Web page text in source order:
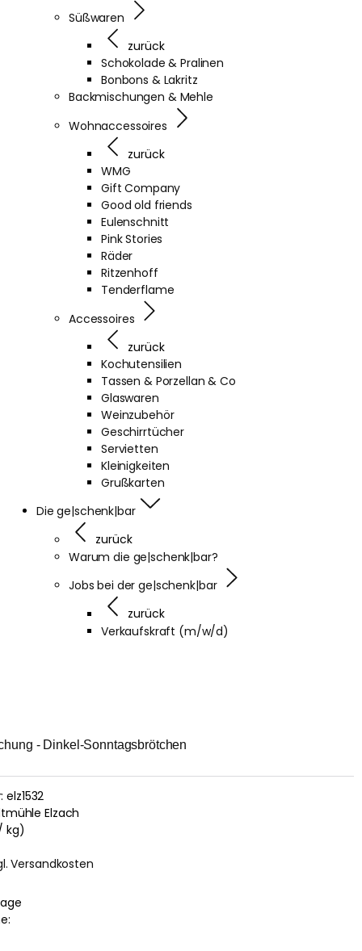
Süßwaren
zurück
Schokolade & Pralinen
Bonbons & Lakritz
Backmischungen & Mehle
Wohnaccessoires
zurück
WMG
Gift Company
Good old friends
Eulenschnitt
Pink Stories
Räder
Ritzenhoff
Tenderflame
Accessoires
zurück
Kochutensilien
Tassen & Porzellan & Co
Glaswaren
Weinzubehör
Geschirrtücher
Servietten
Kleinigkeiten
Grußkarten
Die ge|schenk|bar
zurück
Warum die ge|schenk|bar?
Jobs bei der ge|schenk|bar
zurück
Verkaufskraft (m/w/d)
- Dinkel-Sonntagsbrötchen
elz1532
Elzach
kg)
Versandkosten